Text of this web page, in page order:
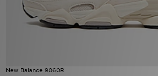
New Balance 9060R